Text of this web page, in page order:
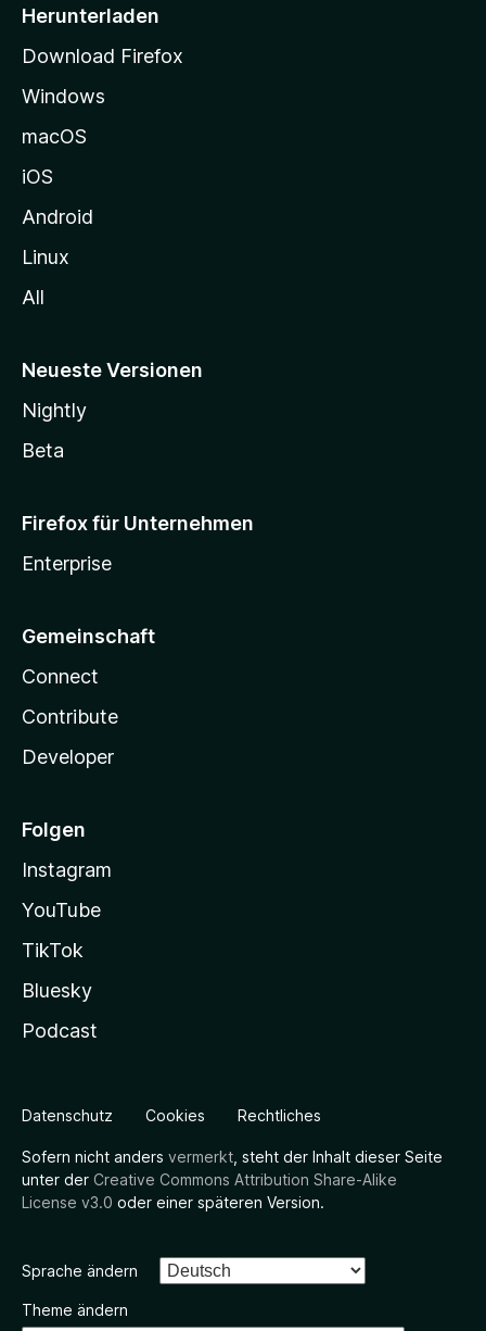
i
e
g
e
n
Herunterladen
Download Firefox
Windows
macOS
iOS
Android
Linux
All
Neueste Versionen
Nightly
Beta
Firefox für Unternehmen
Enterprise
Gemeinschaft
Connect
Contribute
Developer
Folgen
Instagram
YouTube
TikTok
Bluesky
Podcast
Datenschutz Cookies Rechtliches
Sofern nicht anders vermerkt , steht der Inhalt dieser Seite
unter der Creative Commons Attribution Share-Alike
License v3.0 oder einer späteren Version.
Sprache ändern
Theme ändern